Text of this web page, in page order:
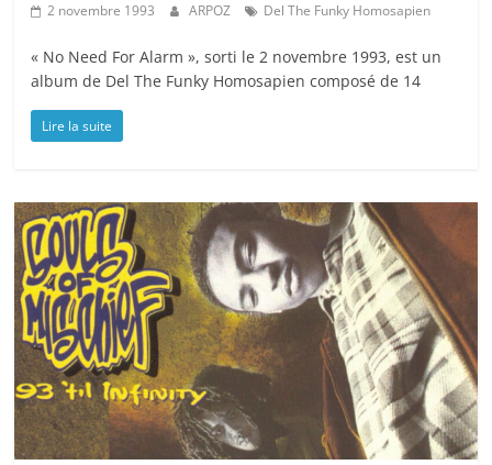
2 novembre 1993 ARPOZ Del The Funky Homosapien
« No Need For Alarm », sorti le 2 novembre 1993, est un
album de Del The Funky Homosapien composé de 14
Lire la suite